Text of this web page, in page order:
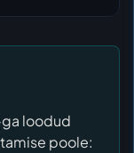
loodud
poole: